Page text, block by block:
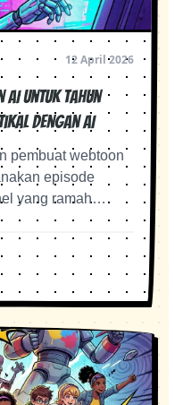
12 April 2026
AI untuk Tahun
dengan AI
pembuat webtoon
episode
yang ramah
karakter, dan
untuk